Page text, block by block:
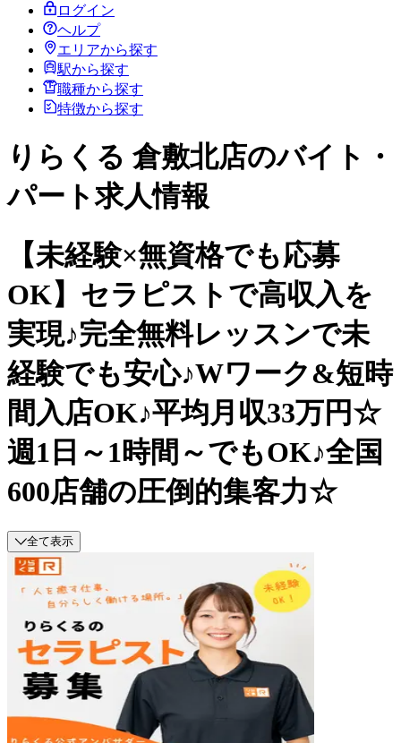
ログイン
ヘルプ
エリアから探す
駅から探す
職種から探す
特徴から探す
りらくる 倉敷北店のバイト・
パート求人情報
【未経験×無資格でも応募
OK】セラピストで高収入を
実現♪完全無料レッスンで未
経験でも安心♪Wワーク&短時
間入店OK♪平均月収33万円☆
週1日～1時間～でもOK♪全国
600店舗の圧倒的集客力☆
全て表示